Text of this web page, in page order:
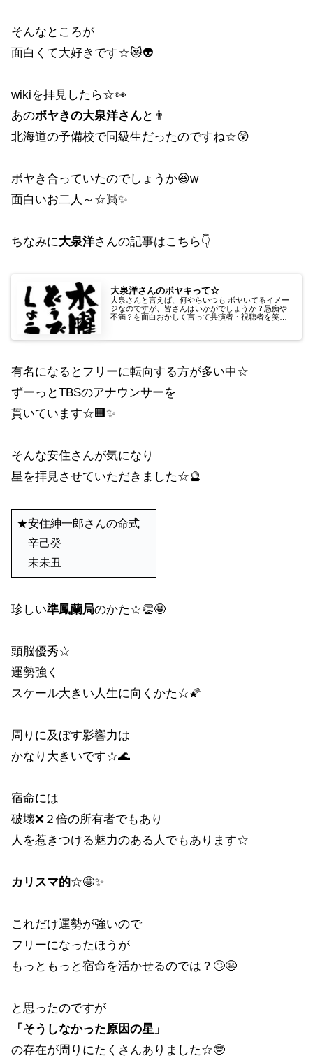
そんなところが
面白くて大好きです☆😻👽
wikiを拝見したら☆👀
あのボヤきの大泉洋さんと👨
北海道の予備校で同級生だったのですね☆😲
ボヤき合っていたのでしょうか😆w
面白いお二人～☆👯✨
ちなみに大泉洋さんの記事はこちら👇
大泉洋さんのボヤキって☆
大泉さんと言えば、何やらいつも ボヤいてるイメー
ジなのですが、皆さんはいかがでしょうか？愚痴や
不満？を面白おかしく言って共演者・視聴者を笑わ
有名になるとフリーに転向する方が多い中☆
ずーっとTBSのアナウンサーを
貫いています☆🏢✨
そんな安住さんが気になり
星を拝見させていただきました☆🔮
★安住紳一郎さんの命式
辛己癸
未未丑
珍しい準鳳蘭局のかた☆👏🤩
頭脳優秀☆
運勢強く
スケール大きい人生に向くかた☆🌠
周りに及ぼす影響力は
かなり大きいです☆🌊
宿命には
破壊❌２倍の所有者でもあり
人を惹きつける魅力のある人でもあります☆
カリスマ的☆🤩✨
これだけ運勢が強いので
フリーになったほうが
もっともっと宿命を活かせるのでは？🙄😬
と思ったのですが
「そうしなかった原因の星」
の存在が周りにたくさんありました☆🤓